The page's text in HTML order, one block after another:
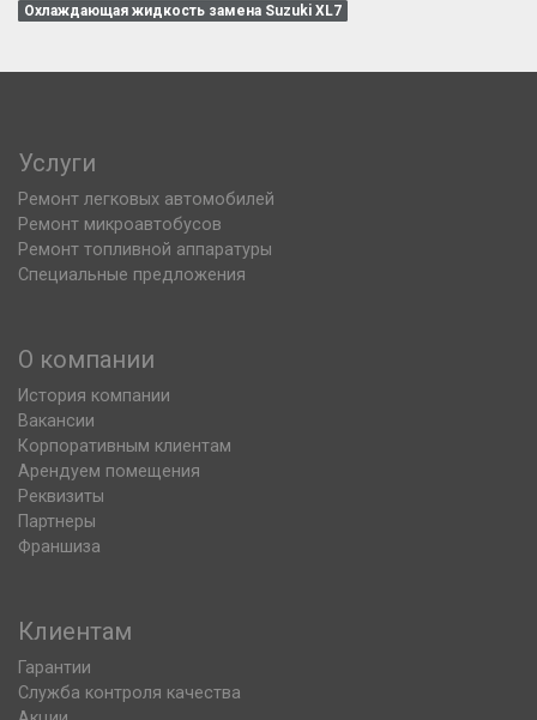
Охлаждающая жидкость замена Suzuki XL7
Услуги
Ремонт легковых автомобилей
Ремонт микроавтобусов
Ремонт топливной аппаратуры
Специальные предложения
О компании
История компании
Вакансии
Корпоративным клиентам
Арендуем помещения
Реквизиты
Партнеры
Франшиза
Клиентам
Гарантии
Служба контроля качества